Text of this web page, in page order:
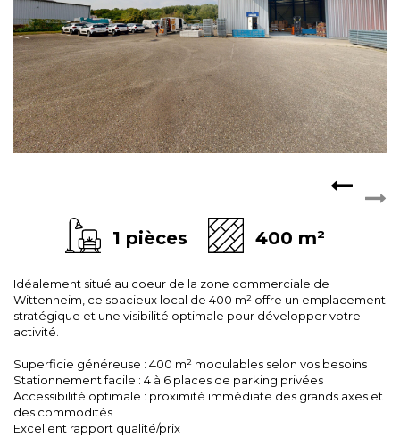
1 pièces 400 m²
Idéalement situé au coeur de la zone commerciale de
Wittenheim, ce spacieux local de 400 m² offre un emplacement
stratégique et une visibilité optimale pour développer votre
activité.
Superficie généreuse : 400 m² modulables selon vos besoins
Stationnement facile : 4 à 6 places de parking privées
Accessibilité optimale : proximité immédiate des grands axes et
des commodités
Excellent rapport qualité/prix